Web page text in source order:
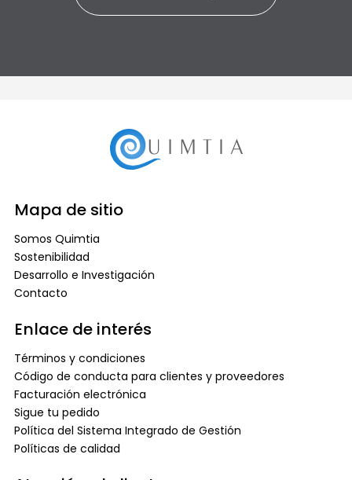
Mapa de sitio
Somos Quimtia
Sostenibilidad
Desarrollo e Investigación
Contacto
Enlace de interés
Términos y condiciones
Código de conducta para clientes y proveedores
Facturación electrónica
Sigue tu pedido
Política del Sistema Integrado de Gestión
Políticas de calidad